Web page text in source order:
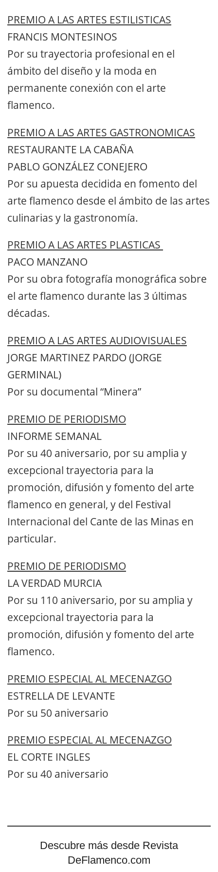
PREMIO A LAS ARTES ESTILISTICAS
FRANCIS MONTESINOS
Por su trayectoria profesional en el
ámbito del diseño y la moda en
permanente conexión con el arte
flamenco.
PREMIO A LAS ARTES GASTRONOMICAS
RESTAURANTE LA CABAÑA
PABLO GONZÁLEZ CONEJERO
Por su apuesta decidida en fomento del
arte flamenco desde el ámbito de las artes
culinarias y la gastronomía.
PREMIO A LAS ARTES PLASTICAS
PACO MANZANO
Por su obra fotografía monográfica sobre
el arte flamenco durante las 3 últimas
décadas.
PREMIO A LAS ARTES AUDIOVISUALES
JORGE MARTINEZ PARDO (JORGE
GERMINAL)
Por su documental “Minera”
PREMIO DE PERIODISMO
INFORME SEMANAL
Por su 40 aniversario, por su amplia y
excepcional trayectoria para la
promoción, difusión y fomento del arte
flamenco en general, y del Festival
Internacional del Cante de las Minas en
particular.
PREMIO DE PERIODISMO
LA VERDAD MURCIA
Por su 110 aniversario, por su amplia y
excepcional trayectoria para la
promoción, difusión y fomento del arte
flamenco.
PREMIO ESPECIAL AL MECENAZGO
ESTRELLA DE LEVANTE
Por su 50 aniversario
PREMIO ESPECIAL AL MECENAZGO
EL CORTE INGLES
Por su 40 aniversario
Descubre más desde Revista
DeFlamenco.com